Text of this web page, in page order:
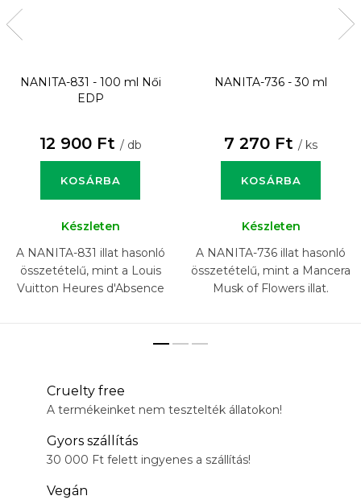
NANITA-831 - 100 ml
Női
EDP
12 900 Ft / db
KOSÁRBA
Készleten
A NANITA-831 illat hasonló
összetételű, mint a Louis
Vuitton Heures d'Absence
NANITA-736 - 30 ml
7 270 Ft / ks
KOSÁRBA
Készleten
A NANITA-736 illat hasonló
összetételű, mint a Mancera
Musk of Flowers illat.
Cruelty free
A termékeinket nem tesztelték állatokon!
Gyors szállítás
30 000 Ft felett ingyenes a szállítás!
Vegán